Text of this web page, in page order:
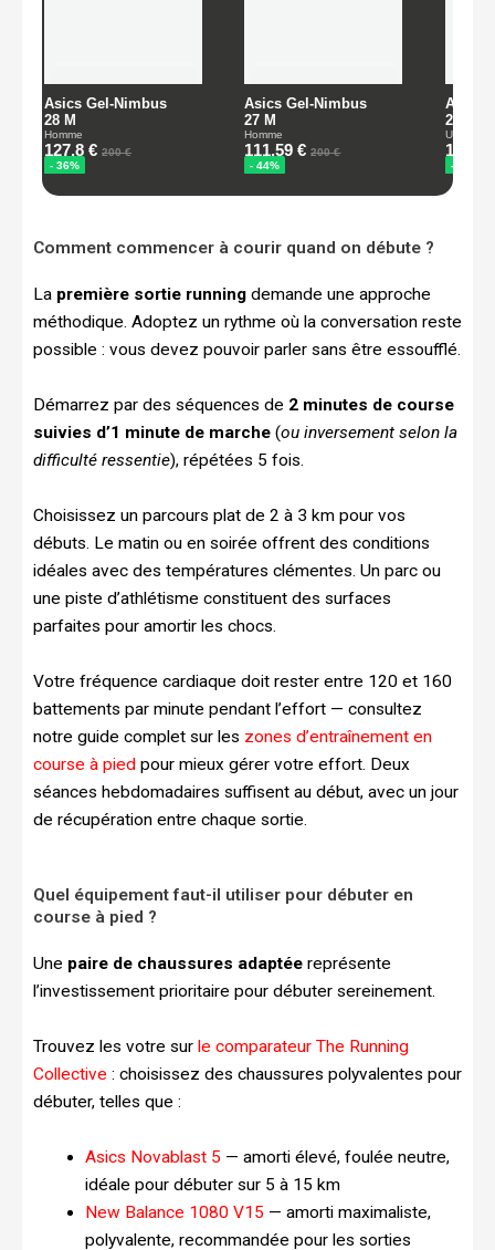
Comment commencer à courir quand on débute ?
La première sortie running demande une approche
méthodique. Adoptez un rythme où la conversation reste
possible : vous devez pouvoir parler sans être essoufflé.
Démarrez par des séquences de 2 minutes de course
suivies d’1 minute de marche (ou inversement selon la
difficulté ressentie), répétées 5 fois.
Choisissez un parcours plat de 2 à 3 km pour vos
débuts. Le matin ou en soirée offrent des conditions
idéales avec des températures clémentes. Un parc ou
une piste d’athlétisme constituent des surfaces
parfaites pour amortir les chocs.
Votre fréquence cardiaque doit rester entre 120 et 160
battements par minute pendant l’effort — consultez
notre guide complet sur les zones d’entraînement en
course à pied pour mieux gérer votre effort. Deux
séances hebdomadaires suffisent au début, avec un jour
de récupération entre chaque sortie.
Quel équipement faut-il utiliser pour débuter en
course à pied ?
Une paire de chaussures adaptée représente
l’investissement prioritaire pour débuter sereinement.
Trouvez les votre sur le comparateur The Running
Collective : choisissez des chaussures polyvalentes pour
débuter, telles que :
Asics Novablast 5 — amorti élevé, foulée neutre,
idéale pour débuter sur 5 à 15 km
New Balance 1080 V15 — amorti maximaliste,
polyvalente, recommandée pour les sorties